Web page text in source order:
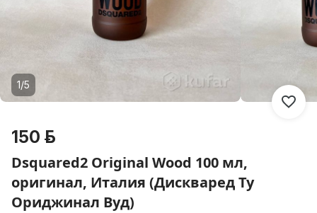
1/5
150 р.
Dsquared2 Original Wood 100 мл,
оригинал, Италия (Дискваред Ту
Ориджинал Вуд)